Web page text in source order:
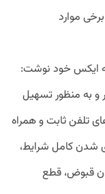
موارد
ایکس خود نوشت:
و به منظور تسهیل
تلفن ثابت و همراه
شدن کامل شرایط،
قبوض، قطع